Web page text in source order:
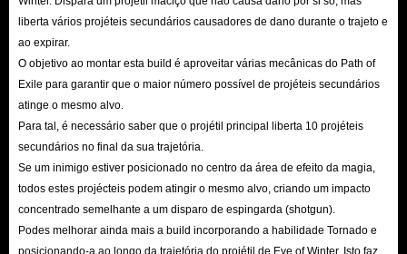
Nova Ascensão da Scion: Luminary
Em Path of Exile 3.29, a Scion ganha finalmente uma nova e poderosa
classe de Ascensão: a Luminary. Esta classe permite recrutar
permanentemente Mercenários de Trarthus derrotados como companheiros
de combate ativos. Ao contrário dos mercenários padrão, os companheiros
de uma Luminary podem ser equipados com itens personalizados,
Novas Habilidades de Conjuração
Esta expansão introduz um conjunto de Gemas de Pacto Excepcionais,
liberta vários projéteis secundários causadores de dano durante o trajeto e
ao expirar.
O objetivo ao montar esta build é aproveitar várias mecânicas do Path of
Exile para garantir que o maior número possível de projéteis secundários
atinge o mesmo alvo.
Para tal, é necessário saber que o projétil principal liberta 10 projéteis
secundários no final da sua trajetória.
Se um inimigo estiver posicionado no centro da área de efeito da magia,
todos estes projécteis podem atingir o mesmo alvo, criando um impacto
concentrado semelhante a um disparo de espingarda (shotgun).
Podes melhorar ainda mais a build incorporando a habilidade Tornado e
posicionando-a ao longo da trajetória do projétil de Eye of Winter. Isto faz